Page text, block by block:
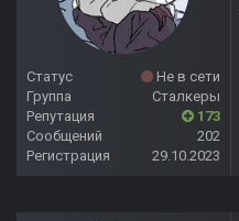
Статус
Не в сети
Группа
Сталкеры
Репутация
173
Сообщений
202
Регистрация
29.10.2023